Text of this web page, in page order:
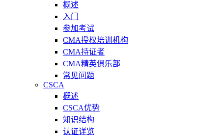
概述
入门
参加考试
CMA授权培训机构
CMA持证者
CMA精英俱乐部
常见问题
CSCA
概述
CSCA优势
知识结构
认证详览